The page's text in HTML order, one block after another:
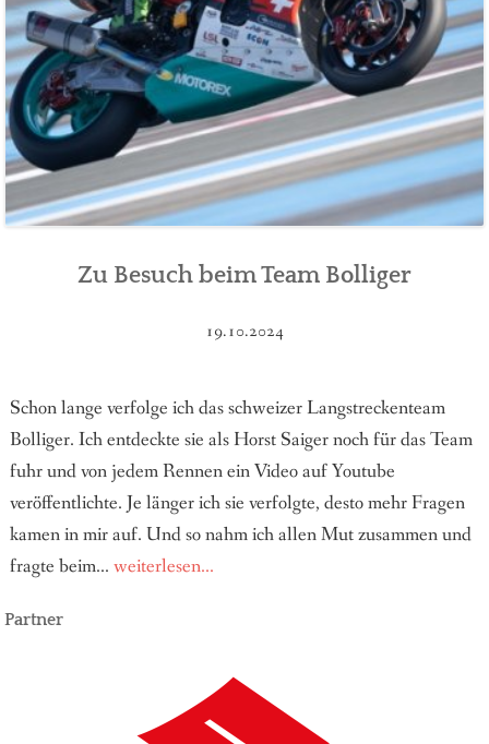
Zu Besuch beim Team Bolliger
19.10.2024
Schon lange verfolge ich das schweizer Langstreckenteam
Bolliger. Ich entdeckte sie als Horst Saiger noch für das Team
fuhr und von jedem Rennen ein Video auf Youtube
veröffentlichte. Je länger ich sie verfolgte, desto mehr Fragen
kamen in mir auf. Und so nahm ich allen Mut zusammen und
fragte beim... weiterlesen...
Partner